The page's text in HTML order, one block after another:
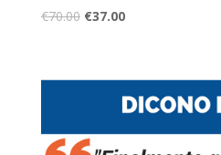
€70.00 €37.00